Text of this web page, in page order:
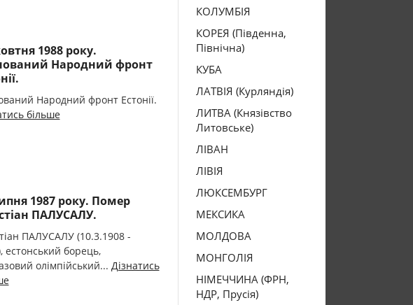
1988 року.
Народний фронт
Народний фронт Естонії.
більше
1987 року. Помер
ПАЛУСАЛУ.
ПАЛУСАЛУ (10.3.1908 -
естонський борець,
олімпійський... Дізнатись
КОЛУМБІЯ
КОРЕЯ (Південна,
Північна)
КУБА
ЛАТВІЯ (Курляндія)
ЛИТВА (Князівство
Литовське)
ЛІВАН
ЛІВІЯ
ЛЮКСЕМБУРГ
МЕКСИКА
МОЛДОВА
МОНГОЛІЯ
НІМЕЧЧИНА (ФРН,
НДР, Прусія)